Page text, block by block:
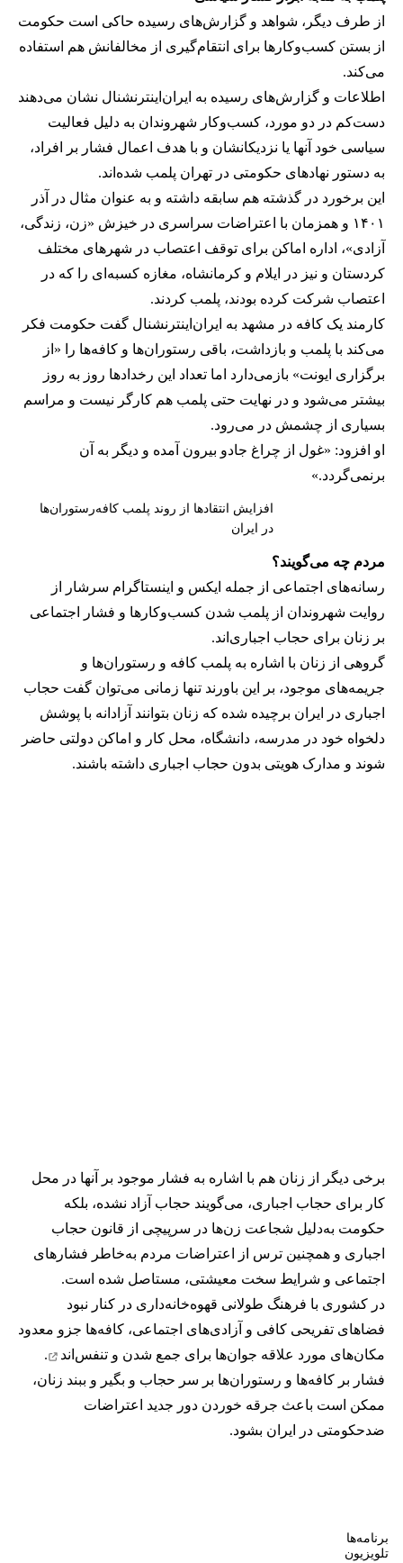
از طرف دیگر، شواهد و گزارش‌های رسیده حاکی است حکومت
از بستن کسب‌وکارها برای انتقام‌گیری از مخالفانش هم استفاده
می‌کند.
اطلاعات و گزارش‌های رسیده به ایران‌اینترنشنال نشان می‌دهند
دست‌کم در دو مورد، کسب‌وکار شهروندان به دلیل فعالیت
سیاسی خود آنها یا نزدیکانشان و با هدف اعمال فشار بر افراد،
به دستور نهادهای حکومتی در تهران پلمب شده‌اند.
این برخورد در گذشته هم سابقه داشته و به عنوان مثال در آذر
۱۴۰۱ و همزمان با اعتراضات سراسری در خیزش «زن، زندگی،
آزادی»، اداره اماکن برای توقف اعتصاب در شهرهای مختلف
کردستان و نیز در ایلام و کرمانشاه، مغازه کسبه‌ای را که در
اعتصاب شرکت کرده بودند، پلمب کردند.
کارمند یک کافه در مشهد به ایران‌اینترنشنال گفت حکومت فکر
می‌کند با پلمب و بازداشت، باقی رستوران‌ها و کافه‌ها را «از
برگزاری ایونت» بازمی‌دارد اما تعداد این رخدادها روز به روز
بیشتر می‌شود و در نهایت حتی پلمب هم کارگر نیست و مراسم
بسیاری از چشمش در می‌رود.
او افزود: «غول از چراغ جادو بیرون آمده و دیگر به آن
برنمی‎‌گردد.»
افزایش انتقادها از روند پلمب کافه‌رستوران‌ها
در ایران
مردم چه می‌گویند؟
رسانه‎‌های اجتماعی از جمله ایکس و اینستاگرام سرشار از
روایت شهروندان از پلمب شدن کسب‌وکارها و فشار اجتماعی
بر زنان برای حجاب اجباری‌اند.
گروهی از زنان با اشاره به پلمب کافه و رستوران‌ها و
جریمه‌های موجود، بر این باورند تنها زمانی می‌توان گفت حجاب
اجباری در ایران برچیده شده که زنان بتوانند آزادانه با پوشش
دلخواه خود در مدرسه، دانشگاه، محل کار و اماکن دولتی حاضر
شوند و مدارک هویتی بدون حجاب اجباری داشته باشند.
برخی دیگر از زنان هم با اشاره به فشار موجود بر آنها در محل
کار برای حجاب اجباری، می‌گویند حجاب آزاد نشده، بلکه
حکومت به‌دلیل شجاعت زن‌ها در سرپیچی از قانون حجاب
اجباری و همچنین ترس از اعتراضات مردم به‌خاطر فشارهای
اجتماعی و شرایط سخت معیشتی، مستاصل شده است.
در کشوری با فرهنگ طولانی قهوه‌‌خانه‌داری در کنار نبود
فضاهای تفریحی کافی و آزادی‌های اجتماعی، کافه‌ها جزو معدود
مکان‌های مورد علاقه جوان‌ها برای جمع شدن و تنفس‌اند
.
فشار بر کافه‌ها و رستوران‌ها بر سر حجاب و بگیر و ببند زنان،
ممکن است باعث جرقه خوردن دور جدید اعتراضات
ضدحکومتی در ایران بشود.
برنامه‌ها
تلویزیون